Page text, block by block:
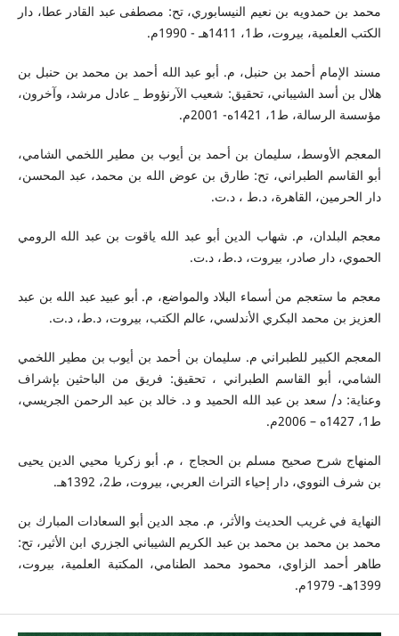
محمد بن حمدويه بن نعيم النيسابوري، تح: مصطفى عبد القادر عطا، دار
الكتب العلمية، بيروت، ط1، 1411هـ - 1990م.
مسند الإمام أحمد بن حنبل، م. أبو عبد الله أحمد بن محمد بن حنبل بن
هلال بن أسد الشيباني، تحقيق: شعيب الآرنؤوط _ عادل مرشد، وآخرون،
مؤسسة الرسالة، ط1، 1421ه- 2001م.
المعجم الأوسط، سليمان بن أحمد بن أيوب بن مطير اللخمي الشامي،
أبو القاسم الطبراني، تح: طارق بن عوض الله بن محمد، عبد المحسن،
دار الحرمين، القاهرة، د.ط ، د.ت.
معجم البلدان، م. شهاب الدين أبو عبد الله ياقوت بن عبد الله الرومي
الحموي، دار صادر، بيروت، د.ط، د.ت.
معجم ما ستعجم من أسماء البلاد والمواضع، م. أبو عبيد عبد الله بن عبد
العزيز بن محمد البكري الأندلسي، عالم الكتب، بيروت، د.ط، د.ت.
المعجم الكبير للطبراني م. سليمان بن أحمد بن أيوب بن مطير اللخمي
الشامي، أبو القاسم الطبراني ، تحقيق: فريق من الباحثين بإشراف
وعناية: د/ سعد بن عبد الله الحميد و د. خالد بن عبد الرحمن الجريسي،
ط1، 1427ه – 2006م.
المنهاج شرح صحيح مسلم بن الحجاج ، م. أبو زكريا محيي الدين يحيى
بن شرف النووي، دار إحياء التراث العربي، بيروت، ط2، 1392هـ.
النهاية في غريب الحديث والأثر، م. مجد الدين أبو السعادات المبارك بن
محمد بن محمد بن محمد بن عبد الكريم الشيباني الجزري ابن الأثير، تح:
طاهر أحمد الزاوي، محمود محمد الطنامي، المكتبة العلمية، بيروت،
1399هـ- 1979م.